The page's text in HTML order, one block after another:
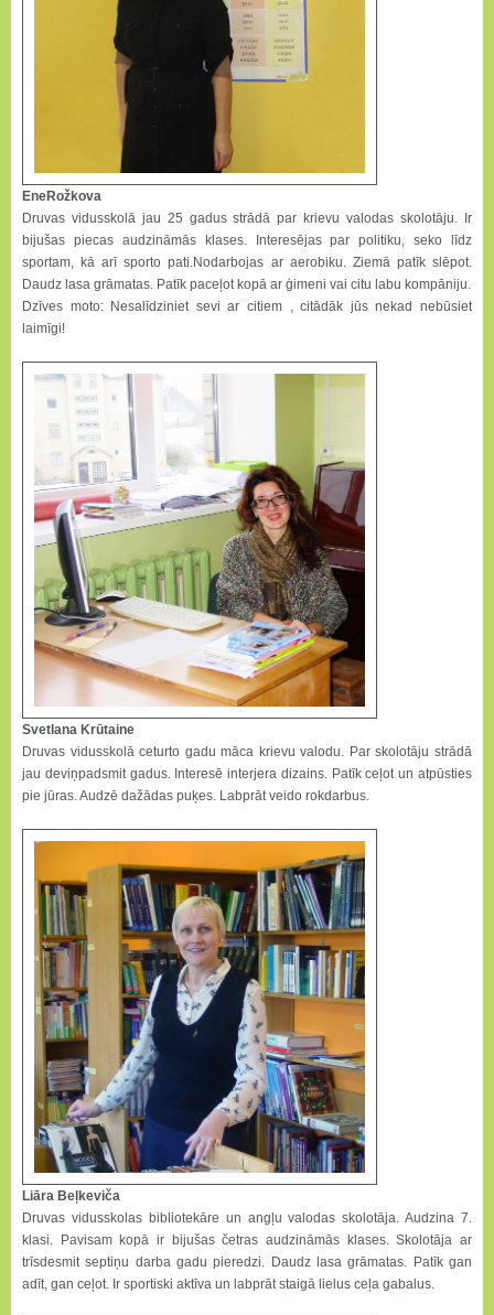
EneRožkova
Druvas vidusskolā jau 25 gadus strādā par krievu valodas skolotāju. Ir
bijušas piecas audzināmās klases. Interesējas par politiku, seko līdz
sportam, kā arī sporto pati.Nodarbojas ar aerobiku. Ziemā patīk slēpot.
Daudz lasa grāmatas. Patīk paceļot kopā ar ģimeni vai citu labu kompāniju.
Dzīves moto: Nesalīdziniet sevi ar citiem , citādāk jūs nekad nebūsiet
laimīgi!
Svetlana Krūtaine
Druvas vidusskolā ceturto gadu māca krievu valodu. Par skolotāju strādā
jau deviņpadsmit gadus. Interesē interjera dizains. Patīk ceļot un atpūsties
pie jūras. Audzē dažādas puķes. Labprāt veido rokdarbus.
Liāra Beļkeviča
Druvas vidusskolas bibliotekāre un angļu valodas skolotāja. Audzina 7.
klasi. Pavisam kopā ir bijušas četras audzināmās klases. Skolotāja ar
trīsdesmit septiņu darba gadu pieredzi. Daudz lasa grāmatas. Patīk gan
adīt, gan ceļot. Ir sportiski aktīva un labprāt staigā lielus ceļa gabalus.